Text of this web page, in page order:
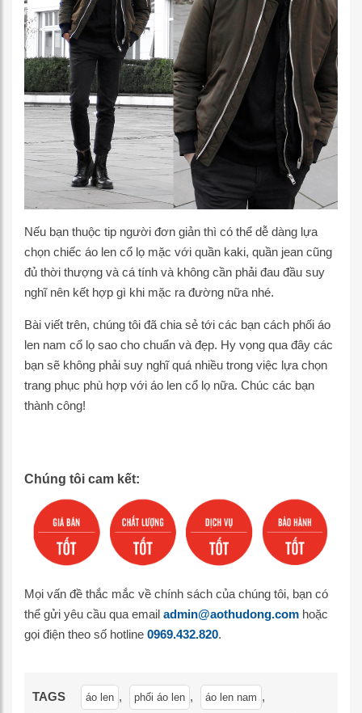
Nếu bạn thuộc tip người đơn giản thì có thể dễ dàng lựa
chọn chiếc áo len cổ lọ mặc với quần kaki, quần jean cũng
đủ thời thượng và cá tính và không cần phải đau đầu suy
nghĩ nên kết hợp gì khi mặc ra đường nữa nhé.
Bài viết trên, chúng tôi đã chia sẻ tới các bạn cách phối áo
len nam cổ lọ sao cho chuẩn và đẹp. Hy vọng qua đây các
bạn sẽ không phải suy nghĩ quá nhiều trong việc lựa chọn
trang phục phù hợp với áo len cổ lọ nữa. Chúc các bạn
thành công!
Chúng tôi cam kết:
Mọi vấn đề thắc mắc về chính sách của chúng tôi, bạn có
thể gửi yêu cầu qua email admin@aothudong.com hoặc
gọi điện theo số hotline 0969.432.820.
TAGS áo len , phối áo len , áo len nam ,